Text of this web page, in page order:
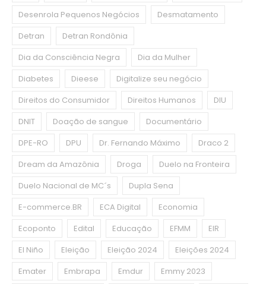
Desenrola Pequenos Negócios
Desmatamento
Detran
Detran Rondônia
Dia da Consciência Negra
Dia da Mulher
Diabetes
Dieese
Digitalize seu negócio
Direitos do Consumidor
Direitos Humanos
DIU
DNIT
Doação de sangue
Documentário
DPE-RO
DPU Dr. Fernando Máximo
Draco 2
Dream da Amazônia
Droga
Duelo na Fronteira
Duelo Nacional de MC´s
Dupla Sena
E-commerce.BR
ECA Digital
Economia
Ecoponto
Edital Educação EFMM
EIR
El Niño
Eleição Eleição 2024
Eleições 2024
Emater
Embrapa Emdur
Emmy 2023